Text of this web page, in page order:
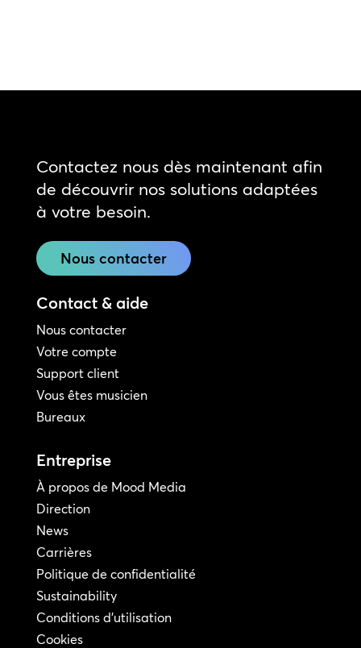
Contactez nous dès maintenant afin
de découvrir nos solutions adaptées
à votre besoin.
Nous contacter
Contact & aide
Nous contacter
Votre compte
Support client
Vous êtes musicien
Bureaux
Entreprise
À propos de Mood Media
Direction
News
Carrières
Politique de confidentialité
Sustainability
Conditions d'utilisation
Cookies